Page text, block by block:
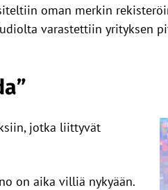
oman merkin
varastettiin yrityksen
jotka liittyvät
on aika villiä nykyään.